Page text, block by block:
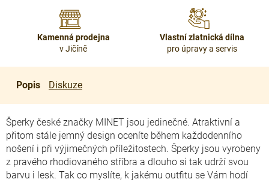
Kamenná prodejna
v Jičíně
Vlastní zlatnická dílna
pro úpravy a servis
Popis Diskuze
Šperky české značky MINET jsou jedinečné. Atraktivní a
přitom stále jemný design oceníte během každodenního
nošení i při výjimečných příležitostech. Šperky jsou vyrobeny
z pravého rhodiovaného stříbra a dlouho si tak udrží svou
barvu i lesk. Tak co myslíte, k jakému outfitu se Vám hodí